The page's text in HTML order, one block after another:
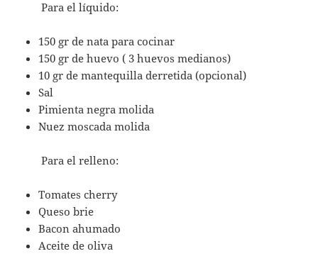
Para el líquido:
150 gr de nata para cocinar
150 gr de huevo ( 3 huevos medianos)
10 gr de mantequilla derretida (opcional)
Sal
Pimienta negra molida
Nuez moscada molida
Para el relleno:
Tomates cherry
Queso brie
Bacon ahumado
Aceite de oliva